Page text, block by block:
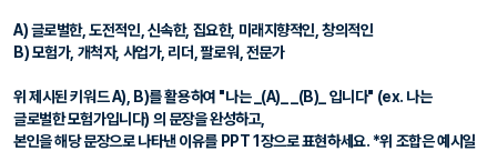
A) 글로벌한, 도전적인, 신속한, 집요한, 미래지향적인, 창의적인
B) 모험가, 개척자, 사업가, 리더, 팔로워, 전문가
위 제시된 키워드 A), B)를 활용하여 "나는 _(A)_ _(B)_ 입니다" (ex. 나는
글로벌한 모험가입니다) 의 문장을 완성하고,
본인을 해당 문장으로 나타낸 이유를 PPT 1장으로 표현하세요. *위 조합은 예시일